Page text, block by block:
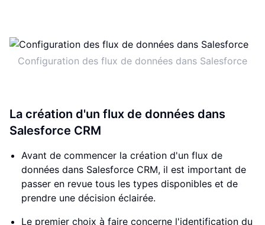
Configuration des flux de données dans Salesforce
La création d'un flux de données dans
Salesforce CRM
Avant de commencer la création d'un flux de
données dans Salesforce CRM, il est important de
passer en revue tous les types disponibles et de
prendre une décision éclairée.
Le premier choix à faire concerne l'identification du